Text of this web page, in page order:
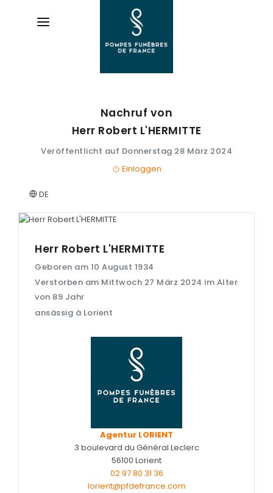
AVIS
DE DÉCÈS
ORGANISER
DES OBSÈQUES
& ARTICLES
Entretien de sépulture
Livraison de Fleurs Naturelles
Livraison de plaques
Nos fleurs naturelles
Nos urnes funéraires
Rapatriement
Services aux familles
NOTRE
NOTRE CHAMBRE
ESPACE FAMILLE
Nachruf von
Herr Robert L'HERMITTE
Veröffentlicht auf Donnerstag 28 März 2024
Einloggen
DE
Herr Robert L'HERMITTE
Geboren am 10 August 1934
Verstorben am Mittwoch 27 März 2024 im Alter
von 89 Jahr
ansässig à Lorient
Agentur LORIENT
3 boulevard du Général Leclerc
56100 Lorient
02 97 80 31 36
lorient@pfdefrance.com